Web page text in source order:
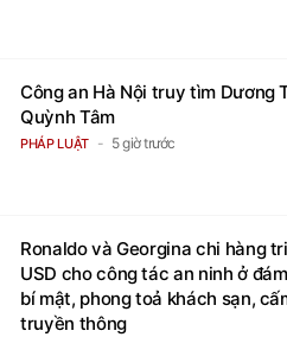
Công an Hà Nội truy tìm Dương
Quỳnh Tâm
PHÁP LUẬT 5 giờ trước
Ronaldo và Georgina chi hàng
USD cho công tác an ninh ở
bí mật, phong toả khách sạn,
truyền thông